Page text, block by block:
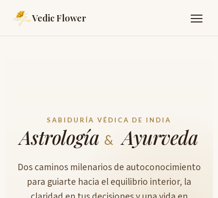
Vedic Flower
SABIDURÍA VÉDICA DE INDIA
Astrología & Ayurveda
Dos caminos milenarios de autoconocimiento
para guiarte hacia el equilibrio interior, la